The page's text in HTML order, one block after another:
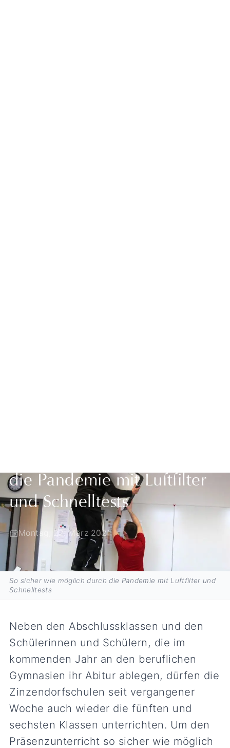
die Pandemie mit Luftfilter
und Schnelltests
Montag, 22. März 2021
So sicher wie möglich durch die Pandemie mit Luftfilter und
Schnelltests
Neben den Abschlussklassen und den
Schülerinnen und Schülern, die im
kommenden Jahr an den beruflichen
Gymnasien ihr Abitur ablegen, dürfen die
Zinzendorfschulen seit vergangener
Woche auch wieder die fünften und
sechsten Klassen unterrichten. Um den
Präsenzunterricht so sicher wie möglich